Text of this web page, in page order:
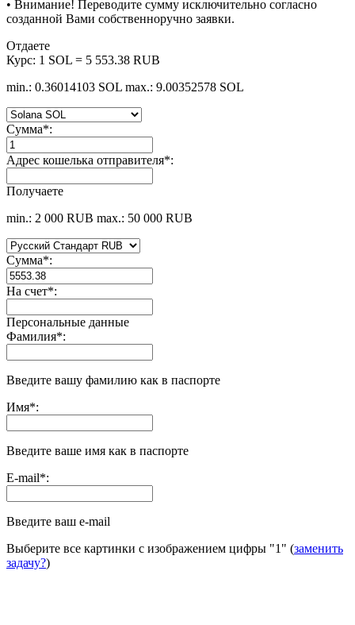
• Внимание! Переводите сумму исключительно согласно
созданной Вами собственноручно заявки.
Отдаете
Курс: 1 SOL = 5 553.38 RUB
min.: 0.36014103 SOL max.: 9.00352578 SOL
Сумма*:
Адрес кошелька отправителя*:
Получаете
min.: 2 000 RUB max.: 50 000 RUB
Сумма*:
На счет*:
Персональные данные
Фамилия*:
Введите вашу фамилию как в паспорте
Имя*:
Введите ваше имя как в паспорте
E-mail*:
Введите ваш e-mail
Выберите все картинки с изображением цифры "1" (заменить
задачу?)